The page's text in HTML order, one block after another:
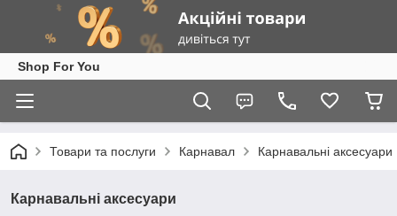
Shop For You
Товари та послуги Карнавал Карнавальні аксесуари
Карнавальні аксесуари